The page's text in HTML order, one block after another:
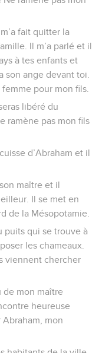
fait quitter la
Il m’a parlé et il
à tes enfants et
son ange devant toi.
pour mon fils.
libéré du
ramène pas mon fils
d’Abraham et il
maître et il
Il se met en
de la Mésopotamie.
puits qui se trouve à
les chameaux.
viennent chercher
de mon maître
heureuse
mon